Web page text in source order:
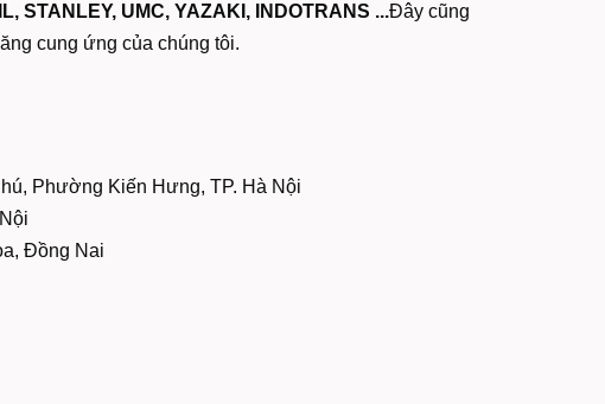
STANLEY, UMC, YAZAKI, INDOTRANS ...Đây cũng
cung ứng của chúng tôi.
Phường Kiến Hưng, TP. Hà Nội
Đồng Nai